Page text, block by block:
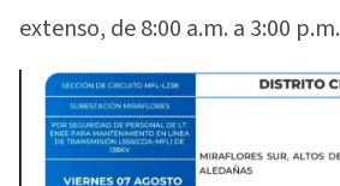
extenso, de 8:00 a.m. a 3:00 p.m.